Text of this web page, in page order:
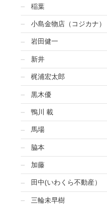
稲葉
小島金物店（コジカナ）
岩田健一
新井
梶浦宏太郎
黒木優
鴨川 載
馬場
脇本
加藤
田中(いわくら不動産）
三輪未早樹